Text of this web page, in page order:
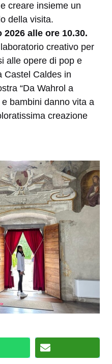
creare insieme un
della visita.
2026 alle ore 10.30.
creativo per
alle opere di pop e
Castel Caldes in
“Da Wahrol a
bambini danno vita a
creazione